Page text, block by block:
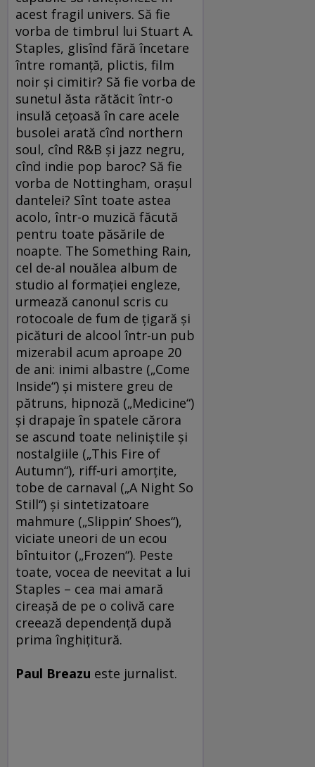
acest fragil univers. Să fie
vorba de timbrul lui Stuart A.
Staples, glisînd fără încetare
între romanţă, plictis, film
noir şi cimitir? Să fie vorba de
sunetul ăsta rătăcit într-o
insulă ceţoasă în care acele
busolei arată cînd northern
soul, cînd R&B şi jazz negru,
cînd indie pop baroc? Să fie
vorba de Nottingham, oraşul
dantelei? Sînt toate astea
acolo, într-o muzică făcută
pentru toate păsările de
noapte. The Something Rain,
cel de-al nouălea album de
studio al formaţiei engleze,
urmează canonul scris cu
rotocoale de fum de ţigară şi
picături de alcool într-un pub
mizerabil acum aproape 20
de ani: inimi albastre („Come
Inside“) şi mistere greu de
pătruns, hipnoză („Medicine“)
şi drapaje în spatele cărora
se ascund toate neliniştile şi
nostalgiile („This Fire of
Autumn“), riff-uri amorţite,
tobe de carnaval („A Night So
Still“) şi sintetizatoare
mahmure („Slippin’ Shoes“),
viciate uneori de un ecou
bîntuitor („Frozen“). Peste
toate, vocea de neevitat a lui
Staples – cea mai amară
cireaşă de pe o colivă care
creează dependenţă după
prima înghiţitură.
Paul Breazu este jurnalist.